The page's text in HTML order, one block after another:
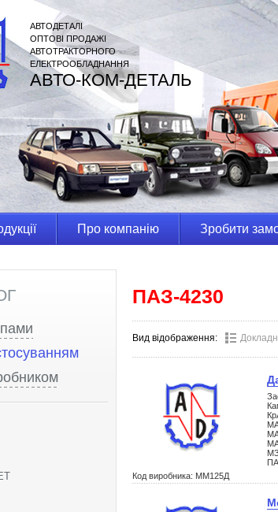
АВТОДЕТАЛІ
ОПТОВІ ПРОДАЖІ
АВТОТРАКТОРНОГО
ЕЛЕКТРООБЛАДНАННЯ
АВТО-КОМ-ДЕТАЛЬ
Про компанію Зробити
ПАЗ-4230
Вид відображення:
Код виробника: ММ125Д